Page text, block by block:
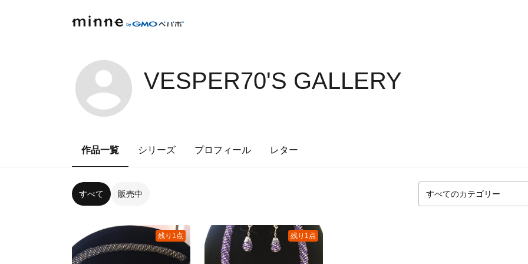
VESPER70'S GALLERY
作品一覧 シリーズ プロフィール レター
すべて 販売中
残り1点 残り1点